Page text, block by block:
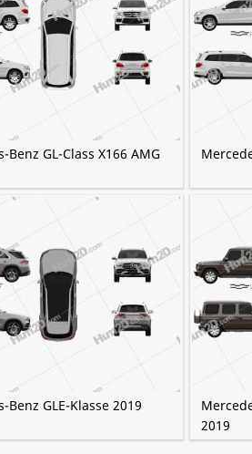
Benz GL-Class X166 AMG
Benz GLE-Klasse 2019
2019